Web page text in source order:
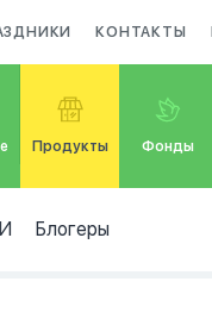
КОНТАКТЫ
Продукты Фонды
Блогеры